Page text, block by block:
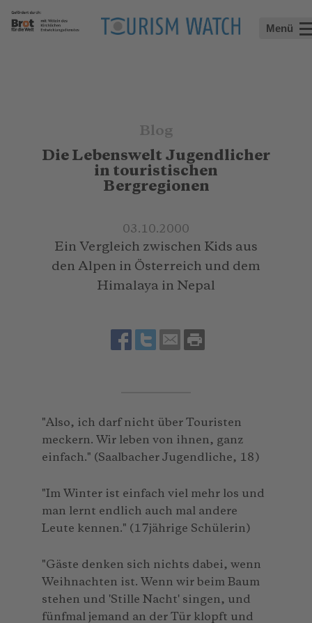
Menü
Blog
Die Lebenswelt Jugendlicher
in touristischen
Bergregionen
03.10.2000
Ein Vergleich zwischen Kids aus
den Alpen in Österreich und dem
Himalaya in Nepal
"Also, ich darf nicht über Touristen
meckern. Wir leben von ihnen, ganz
einfach." (Saalbacher Jugendliche, 18)
"Im Winter ist einfach viel mehr los und
man lernt endlich auch mal andere
Leute kennen." (17jährige Schülerin)
"Gäste denken sich nichts dabei, wenn
Weihnachten ist. Wenn wir beim Baum
stehen und 'Stille Nacht' singen, und
fünfmal jemand an der Tür klopft und